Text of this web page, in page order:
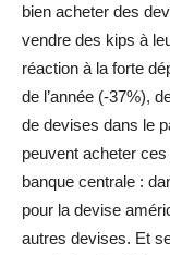
bien acheter des
vendre des kips à
réaction à la forte
de l’année (-37%),
de devises dans le
peuvent acheter
banque centrale :
pour la devise
autres devises. Et